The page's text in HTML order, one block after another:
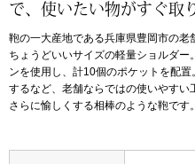
アクセサリー
で、使いたい物がすぐ取
鞄の一大産地である兵庫県豊岡市の
ちょうどいいサイズの軽量ショルダ
ンを使用し、計10個のポケットを配
するなど、老舗ならではの使いやす
さらに愉しくする相棒のような鞄です。